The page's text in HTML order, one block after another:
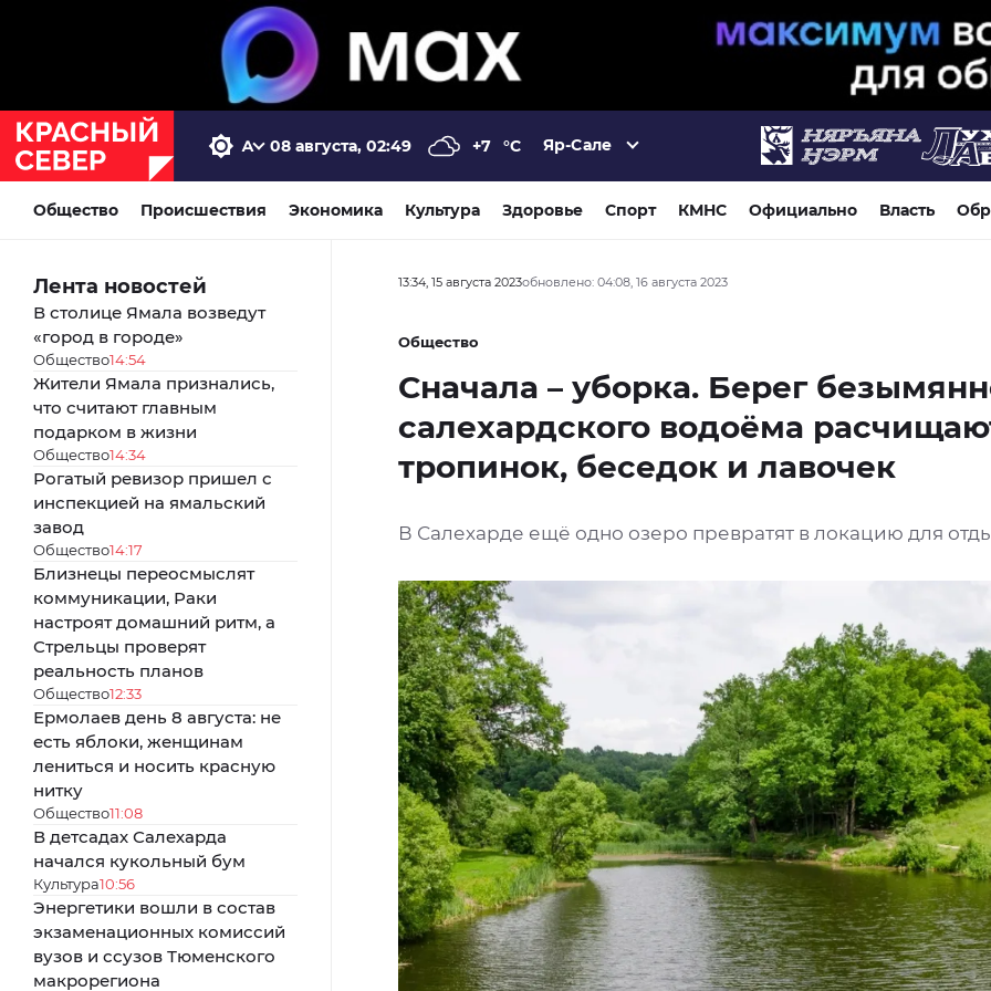
08 августа, 02:49 +7 °C Яр-Сале
Общество Происшествия Экономика Культура Здоровье Спорт КМНС Официально Власть
Лента новостей
В столице Ямала возведут
«город в городе»
Общество14:54
Жители Ямала признались,
что считают главным
подарком в жизни
Общество14:34
Рогатый ревизор пришел с
инспекцией на ямальский
завод
Общество14:17
Близнецы переосмыслят
коммуникации, Раки
настроят домашний ритм, а
Стрельцы проверят
реальность планов
Общество12:33
Ермолаев день 8 августа: не
есть яблоки, женщинам
лениться и носить красную
нитку
Общество11:08
В детсадах Салехарда
начался кукольный бум
Культура10:56
Энергетики вошли в состав
экзаменационных комиссий
вузов и ссузов Тюменского
макрорегиона
13:34, 15 августа 2023обновлено: 04:08, 16 августа 2023
Общество
Сначала – уборка. Берег
салехардского водоёма
тропинок, беседок и лавочек
В Салехарде ещё одно озеро превратят в локацию для